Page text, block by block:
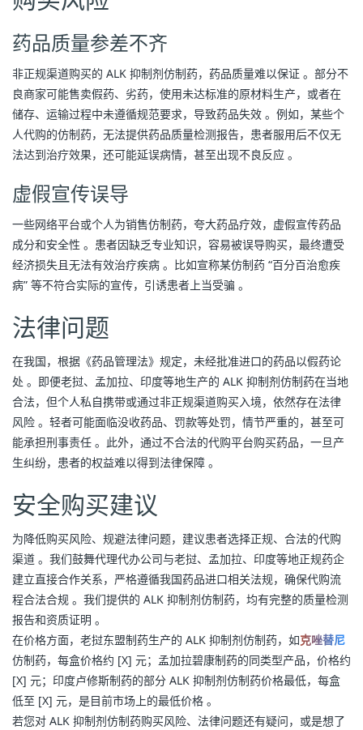
药品质量参差不齐
非正规渠道购买的 ALK 抑制剂仿制药，药品质量难以保证 。部分不
良商家可能售卖假药、劣药，使用未达标准的原材料生产，或者在
储存、运输过程中未遵循规范要求，导致药品失效 。例如，某些个
人代购的仿制药，无法提供药品质量检测报告，患者服用后不仅无
法达到治疗效果，还可能延误病情，甚至出现不良反应 。
虚假宣传误导
一些网络平台或个人为销售仿制药，夸大药品疗效，虚假宣传药品
成分和安全性 。患者因缺乏专业知识，容易被误导购买，最终遭受
经济损失且无法有效治疗疾病 。比如宣称某仿制药 “百分百治愈疾
病” 等不符合实际的宣传，引诱患者上当受骗 。
法律问题
在我国，根据《药品管理法》规定，未经批准进口的药品以假药论
处 。即便老挝、孟加拉、印度等地生产的 ALK 抑制剂仿制药在当地
合法，但个人私自携带或通过非正规渠道购买入境，依然存在法律
风险 。轻者可能面临没收药品、罚款等处罚，情节严重的，甚至可
能承担刑事责任 。此外，通过不合法的代购平台购买药品，一旦产
生纠纷，患者的权益难以得到法律保障 。
安全购买建议
为降低购买风险、规避法律问题，建议患者选择正规、合法的代购
渠道 。我们鼓舞代理代办公司与老挝、孟加拉、印度等地正规药企
建立直接合作关系，严格遵循我国药品进口相关法规，确保代购流
程合法合规 。我们提供的 ALK 抑制剂仿制药，均有完整的质量检测
报告和资质证明 。
在价格方面，老挝东盟制药生产的 ALK 抑制剂仿制药，如克唑替尼
仿制药，每盒价格约 [X] 元；孟加拉碧康制药的同类型产品，价格约
[X] 元；印度卢修斯制药的部分 ALK 抑制剂仿制药价格最低，每盒
低至 [X] 元，是目前市场上的最低价格 。
若您对 ALK 抑制剂仿制药购买风险、法律问题还有疑问，或是想了